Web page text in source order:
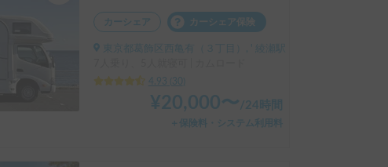
カーシェア カーシェア保険
東京都葛飾区西亀有（３丁目）, ' 綾瀬駅
4.93 30
¥20,000〜/24時間
＋保険料・システム利用料